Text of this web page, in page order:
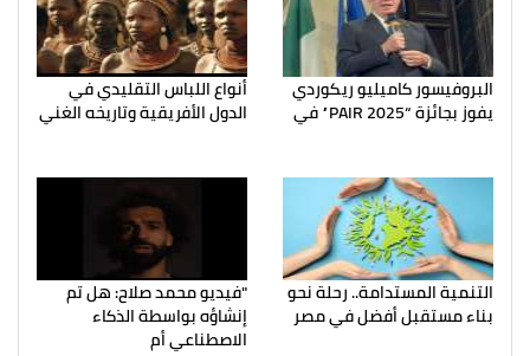
البروفيسور كاميليو ريكوردي
يفوز بجائزة “PAIR 2025” في
أنواع اللباس التقليدي في
الدول الأفريقية وتاريخه الغني
التنمية المستدامة.. رحلة نحو
بناء مستقبل أفضل في مصر
"فيديو محمد صلاح: هل تم
إنشاؤه بواسطة الذكاء
الاصطناعي أم